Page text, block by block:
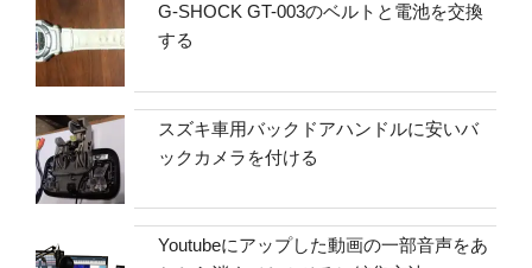
G-SHOCK GT-003のベルトと電池を交換
する
スズキ車用バックドアハンドルに安いバ
ックカメラを付ける
Youtubeにアップした動画の一部音声をあ